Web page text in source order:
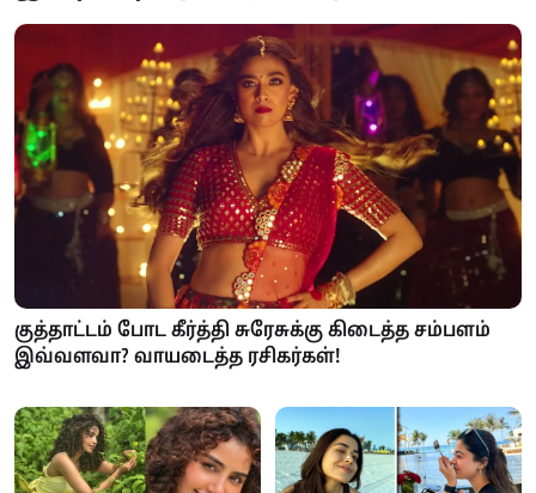
குத்தாட்டம் போட கீர்த்தி சுரேசுக்கு கிடைத்த சம்பளம்
இவ்வளவா? வாயடைத்த ரசிகர்கள்!